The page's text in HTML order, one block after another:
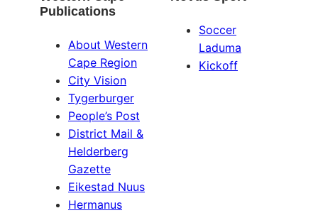
Publications
About Western
Cape Region
City Vision
Tygerburger
People’s Post
District Mail &
Helderberg
Gazette
Eikestad Nuus
Hermanus
Soccer
Laduma
Kickoff